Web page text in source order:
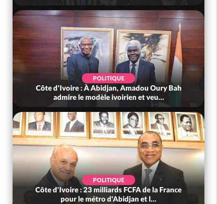
POLITIQUE
Côte d'Ivoire : À Abidjan, Amadou Oury Bah
admire le modèle ivoirien et veu...
POLITIQUE
Côte d'Ivoire : 23 milliards FCFA de la France
pour le métro d'Abidjan et l...